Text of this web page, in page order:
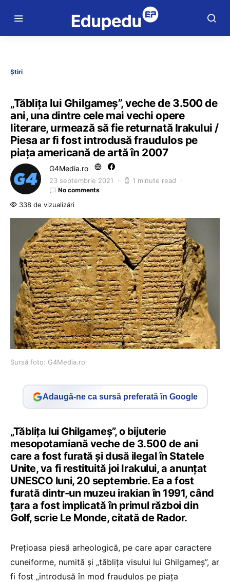
Știri
„Tăblița lui Ghilgameș”, veche de 3.500 de
ani, una dintre cele mai vechi opere
literare, urmează să fie returnată Irakului /
Piesa ar fi fost introdusă fraudulos pe
piața americană de artă în 2007
G4Media.ro
23 septembrie 2021 1 minute read
No comments
338 de vizualizări
Sursă foto: G4Media.ro
Adaugă-ne ca sursă preferată în Google
„Tăbliţa lui Ghilgameş”, o bijuterie
mesopotamiană veche de 3.500 de ani
care a fost furată și dusă ilegal în Statele
Unite, va fi restituită joi Irakului, a anunţat
UNESCO luni, 20 septembrie. Ea a fost
furată dintr-un muzeu irakian în 1991, când
țara a fost implicată în primul război din
Golf, scrie Le Monde, citată de Rador.
Prețioasa piesă arheologică, pe care apar caractere
cuneiforme, numită și „tăbliţa visului lui Ghilgameş”, ar
fi fost „introdusă în mod fraudulos pe piața